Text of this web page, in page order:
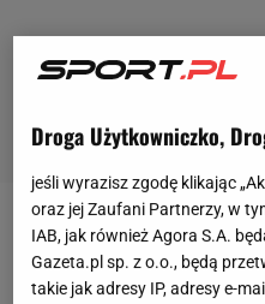
Polacy zgodnie z
rywala, odnosząc
Droga Użytkowniczko,
jeśli wyrazisz zgodę klikając
oraz jej Zaufani Partnerzy, w
IAB, jak również Agora S.A.
Gazeta.pl sp. z o.o., będą
takie jak adresy IP, adresy e-